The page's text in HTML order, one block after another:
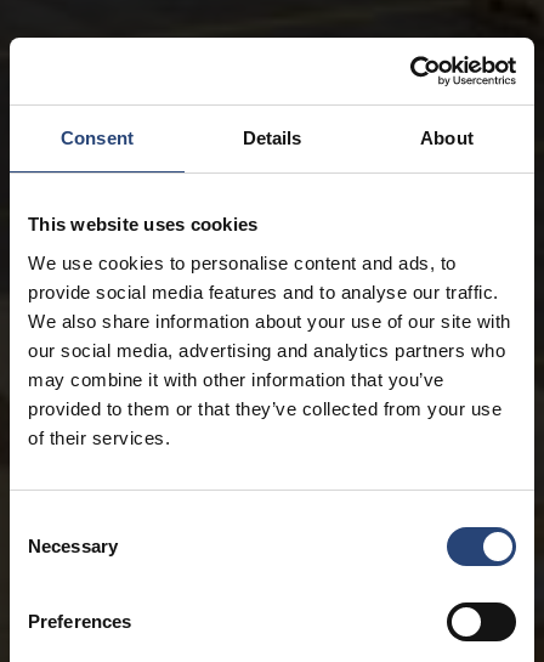
Consent Details About
This website uses cookies
We use cookies to personalise content and ads, to
provide social media features and to analyse our traffic.
We also share information about your use of our site with
our social media, advertising and analytics partners who
may combine it with other information that you’ve
provided to them or that they’ve collected from your use
of their services.
Selection
Necessary
Preferences